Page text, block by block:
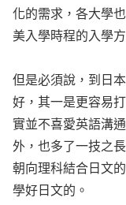
化的需求，各大學
美入學時程的入學
但是必須說，到日
好，其一是更容易
實並不喜愛英語溝
外，也多了一技之
朝向理科結合日文
學好日文的。